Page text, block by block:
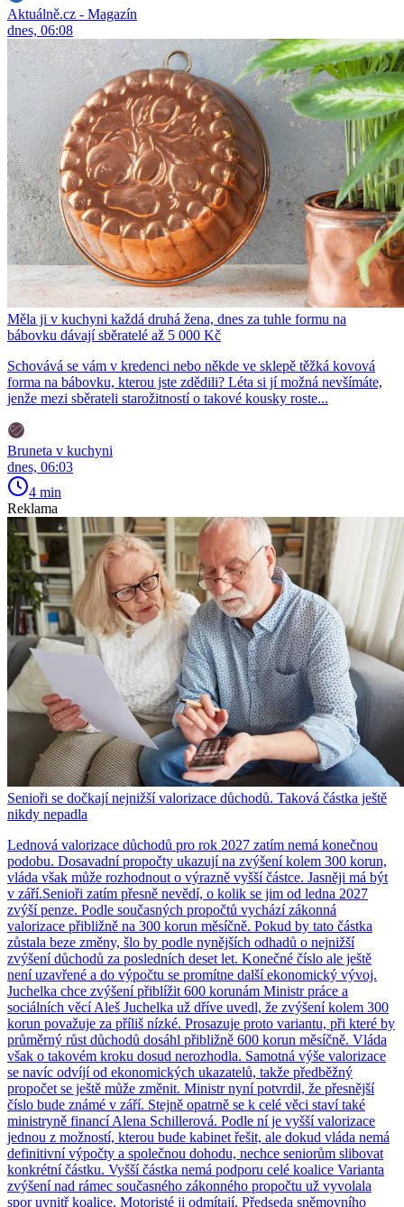
Aktuálně.cz - Magazín
dnes, 06:08
Měla ji v kuchyni každá druhá žena, dnes za tuhle formu na
bábovku dávají sběratelé až 5 000 Kč
Schovává se vám v kredenci nebo někde ve sklepě těžká kovová
forma na bábovku, kterou jste zdědili? Léta si jí možná nevšímáte,
jenže mezi sběrateli starožitností o takové kousky roste...
Bruneta v kuchyni
dnes, 06:03
4 min
Reklama
Senioři se dočkají nejnižší valorizace důchodů. Taková částka ještě
nikdy nepadla
Lednová valorizace důchodů pro rok 2027 zatím nemá konečnou
podobu. Dosavadní propočty ukazují na zvýšení kolem 300 korun,
vláda však může rozhodnout o výrazně vyšší částce. Jasněji má být
v září.Senioři zatím přesně nevědí, o kolik se jim od ledna 2027
zvýší penze. Podle současných propočtů vychází zákonná
valorizace přibližně na 300 korun měsíčně. Pokud by tato částka
zůstala beze změny, šlo by podle nynějších odhadů o nejnižší
zvýšení důchodů za posledních deset let. Konečné číslo ale ještě
není uzavřené a do výpočtu se promítne další ekonomický vývoj.
Juchelka chce zvýšení přiblížit 600 korunám Ministr práce a
sociálních věcí Aleš Juchelka už dříve uvedl, že zvýšení kolem 300
korun považuje za příliš nízké. Prosazuje proto variantu, při které by
průměrný růst důchodů dosáhl přibližně 600 korun měsíčně. Vláda
však o takovém kroku dosud nerozhodla. Samotná výše valorizace
se navíc odvíjí od ekonomických ukazatelů, takže předběžný
propočet se ještě může změnit. Ministr nyní potvrdil, že přesnější
číslo bude známé v září. Stejně opatrně se k celé věci staví také
ministryně financí Alena Schillerová. Podle ní je vyšší valorizace
jednou z možností, kterou bude kabinet řešit, ale dokud vláda nemá
definitivní výpočty a společnou dohodu, nechce seniorům slibovat
konkrétní částku. Vyšší částka nemá podporu celé koalice Varianta
zvýšení nad rámec současného zákonného propočtu už vyvolala
spor uvnitř koalice. Motoristé ji odmítají. Předseda sněmovního